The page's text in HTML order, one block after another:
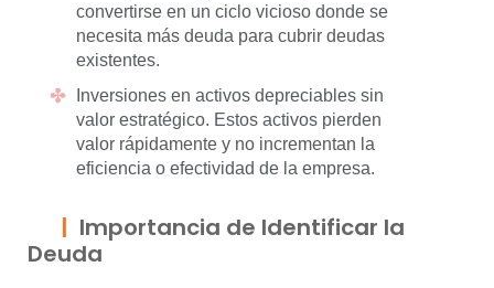
convertirse en un ciclo vicioso donde se
necesita más deuda para cubrir deudas
existentes.
Inversiones en activos depreciables sin
valor estratégico. Estos activos pierden
valor rápidamente y no incrementan la
eficiencia o efectividad de la empresa.
Importancia de Identificar la
Deuda